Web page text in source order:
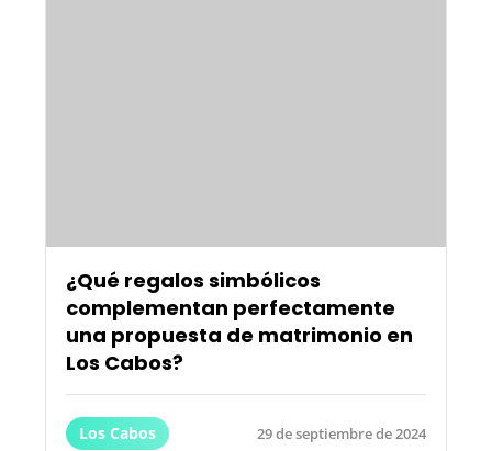
¿Qué regalos simbólicos
complementan perfectamente
una propuesta de matrimonio en
Los Cabos?
Los Cabos 29 de septiembre de 2024